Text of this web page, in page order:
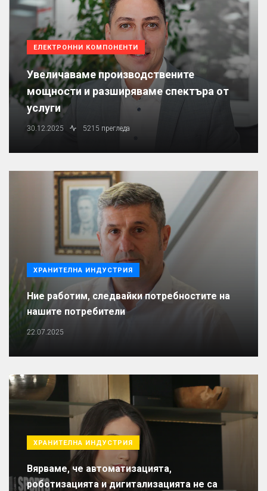
ЕЛЕКТРОННИ КОМПОНЕНТИ
Увеличаваме производствените
мощности и разширяваме спектъра от
услуги
30.12.2025 5215 прегледа
ХРАНИТЕЛНА ИНДУСТРИЯ
Ние работим, следвайки потребностите на
нашите потребители
22.07.2025
ХРАНИТЕЛНА ИНДУСТРИЯ
Вярваме, че автоматизацията,
роботизацията и дигитализацията не са